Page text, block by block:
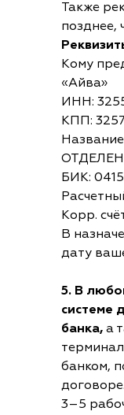
Также
позднее,
Кому
«Айва»
ИНН:
КПП:
БИК:
Корр.
В
дату
5. В
системе
банка, а
банком,
3–5